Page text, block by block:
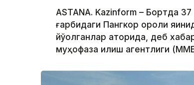
ASTANA. Kazinform – Бортда 37
ғарбидаги Пангкор ороли
йўқолганлар қаторида, деб
муҳофаза қилиш агентлиги